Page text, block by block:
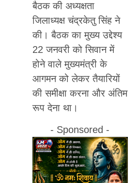
बैठक की अध्यक्षता
जिलाध्यक्ष चंद्रकेतु सिंह ने
की। बैठक का मुख्य उद्देश्य
22 जनवरी को सिवान में
होने वाले मुख्यमंत्री के
आगमन को लेकर तैयारियों
की समीक्षा करना और अंतिम
रूप देना था।
- Sponsored -